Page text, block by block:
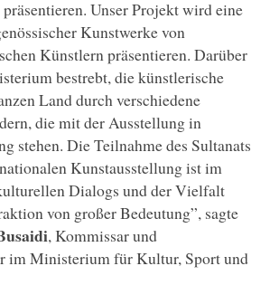
präsentieren. Unser Projekt wird eine
Kunstwerke von
Künstlern präsentieren. Darüber
bestrebt, die künstlerische
Land durch verschiedene
die mit der Ausstellung in
stehen. Die Teilnahme des Sultanats
Kunstausstellung ist im
Dialogs und der Vielfalt
von großer Bedeutung”, sagte
, Kommissar und
im Ministerium für Kultur, Sport und